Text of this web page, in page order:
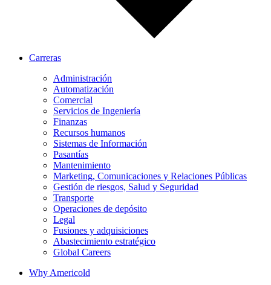
Carreras
Administración
Automatización
Comercial
Servicios de Ingeniería
Finanzas
Recursos humanos
Sistemas de Información
Pasantías
Mantenimiento
Marketing, Comunicaciones y Relaciones Públicas
Gestión de riesgos, Salud y Seguridad
Transporte
Operaciones de depósito
Legal
Fusiones y adquisiciones
Abastecimiento estratégico
Global Careers
Why Americold